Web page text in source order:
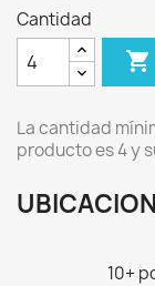
Cantidad

La cantidad
producto es 4 y
10+